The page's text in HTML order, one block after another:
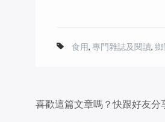
食用, 專門雜誌及閱讀, 鄉
喜歡這篇文章嗎？快跟好友分